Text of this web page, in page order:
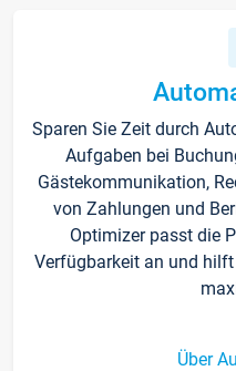
Sparen Sie Zeit durch
Aufgaben bei
Gästekommunikation,
von Zahlungen und
Optimizer passt die
Verfügbarkeit an und
Über